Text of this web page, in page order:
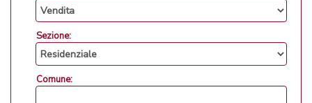
Sezione:
Comune: